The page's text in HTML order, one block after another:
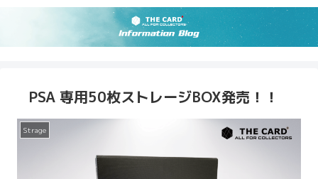
PSA 専用50枚ストレージBOX発売！！
Strage